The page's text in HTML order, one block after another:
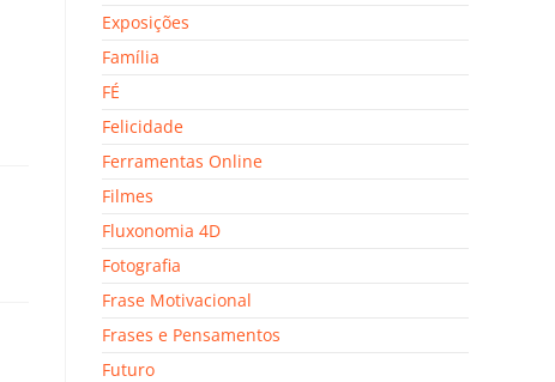
Exposições
Família
FÉ
Felicidade
Ferramentas Online
Filmes
Fluxonomia 4D
Fotografia
Frase Motivacional
Frases e Pensamentos
Futuro